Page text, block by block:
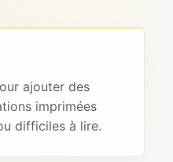
ajouter des
imprimées
difficiles à lire.